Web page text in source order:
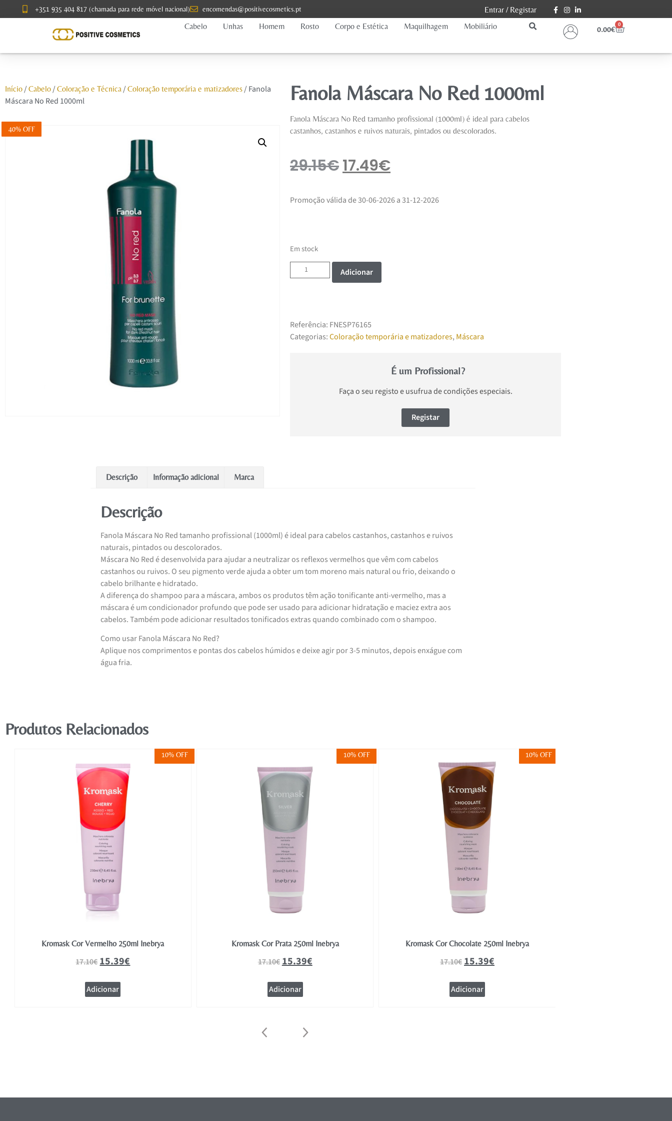
+351 935 404 817 (chamada para rede móvel nacional) encomendas@positivecosmetics.pt Entrar/ Registar
Cabelo
Unhas Homem Rosto Corpo e Estética Maquilhagem Mobiliário 0.00€
0
Início/ Cabelo/ Coloração e Técnica/ Coloração temporária e matizadores/ Fanola
Máscara No Red 1000ml
40% OFF
Fanola Máscara No Red 1000ml
Fanola Máscara No Red tamanho profissional (1000ml) é ideal para cabelos
castanhos, castanhos e ruivos naturais, pintados ou descolorados.
29.15€17.49€
Promoção válida de 30-06-2026 a 31-12-2026
Em stock
Adicionar
Referência: FNESP76165
Categorias:Coloração temporária e matizadores, Máscara
É um Profissional?
Faça o seu registo e usufrua de condições especiais.
Registar
Descrição Informação adicional Marca
Descrição
Fanola Máscara No Red tamanho profissional (1000ml) é ideal para cabelos castanhos, castanhos e ruivos
naturais, pintados ou descolorados.
Máscara No Red é desenvolvida para ajudar a neutralizar os reflexos vermelhos que vêm com cabelos
castanhos ou ruivos. O seu pigmento verde ajuda a obter um tom moreno mais natural ou frio, deixando o
cabelo brilhante e hidratado.
A diferença do shampoo para a máscara, ambos os produtos têm ação tonificante anti-vermelho, mas a
máscara é um condicionador profundo que pode ser usado para adicionar hidratação e maciez extra aos
cabelos. Também pode adicionar resultados tonificados extras quando combinado com o shampoo.
Como usar Fanola Máscara No Red?
Aplique nos comprimentos e pontas dos cabelos húmidos e deixe agir por 3-5 minutos, depois enxágue com
água fria.
Produtos Relacionados
10% OFF
Kromask Cor Vermelho 250ml Inebrya
17.10€ 15.39€
Adicionar
10% OFF
Kromask Cor Prata 250ml Inebrya
17.10€ 15.39€
Adicionar
10% OFF
Kromask Cor Chocolate 250ml Inebrya
17.10€ 15.39€
Adicionar